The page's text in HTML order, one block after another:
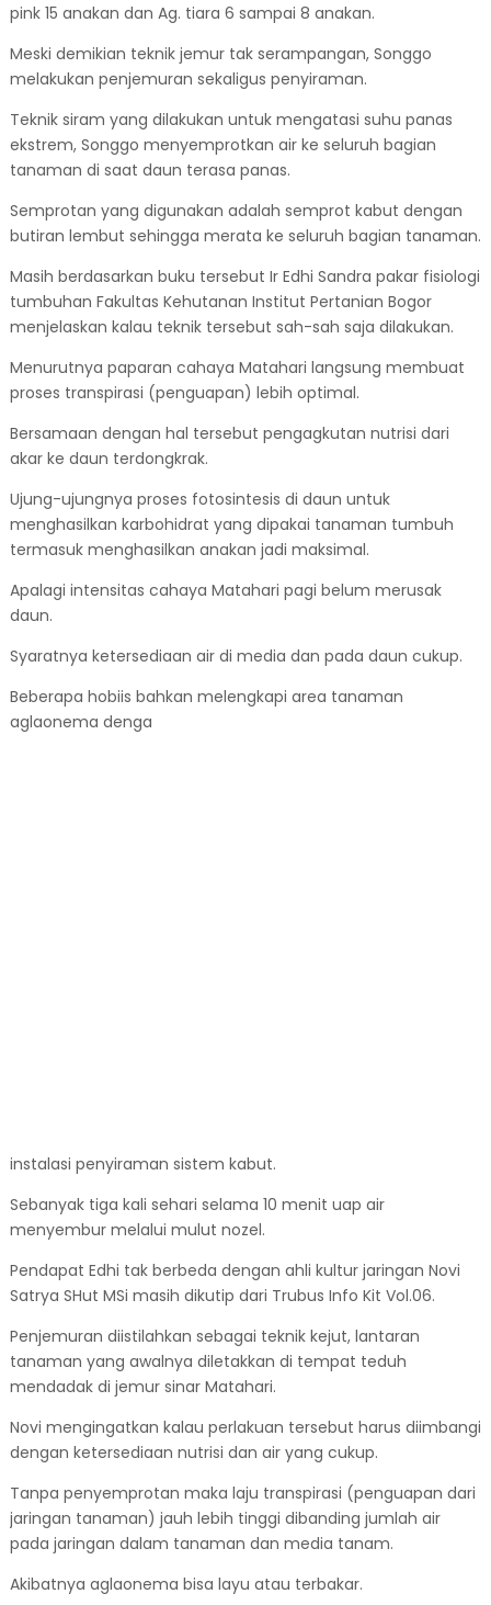
pink 15 anakan dan Ag. tiara 6 sampai 8 anakan.
Meski demikian teknik jemur tak serampangan, Songgo
melakukan penjemuran sekaligus penyiraman.
Teknik siram yang dilakukan untuk mengatasi suhu panas
ekstrem, Songgo menyemprotkan air ke seluruh bagian
tanaman di saat daun terasa panas.
Semprotan yang digunakan adalah semprot kabut dengan
butiran lembut sehingga merata ke seluruh bagian tanaman.
Masih berdasarkan buku tersebut Ir Edhi Sandra pakar fisiologi
tumbuhan Fakultas Kehutanan Institut Pertanian Bogor
menjelaskan kalau teknik tersebut sah-sah saja dilakukan.
Menurutnya paparan cahaya Matahari langsung membuat
proses transpirasi (penguapan) lebih optimal.
Bersamaan dengan hal tersebut pengagkutan nutrisi dari
akar ke daun terdongkrak.
Ujung-ujungnya proses fotosintesis di daun untuk
menghasilkan karbohidrat yang dipakai tanaman tumbuh
termasuk menghasilkan anakan jadi maksimal.
Apalagi intensitas cahaya Matahari pagi belum merusak
daun.
Syaratnya ketersediaan air di media dan pada daun cukup.
Beberapa hobiis bahkan melengkapi area tanaman
aglaonema denga
instalasi penyiraman sistem kabut.
Sebanyak tiga kali sehari selama 10 menit uap air
menyembur melalui mulut nozel.
Pendapat Edhi tak berbeda dengan ahli kultur jaringan Novi
Satrya SHut MSi masih dikutip dari Trubus Info Kit Vol.06.
Penjemuran diistilahkan sebagai teknik kejut, lantaran
tanaman yang awalnya diletakkan di tempat teduh
mendadak di jemur sinar Matahari.
Novi mengingatkan kalau perlakuan tersebut harus diimbangi
dengan ketersediaan nutrisi dan air yang cukup.
Tanpa penyemprotan maka laju transpirasi (penguapan dari
jaringan tanaman) jauh lebih tinggi dibanding jumlah air
pada jaringan dalam tanaman dan media tanam.
Akibatnya aglaonema bisa layu atau terbakar.